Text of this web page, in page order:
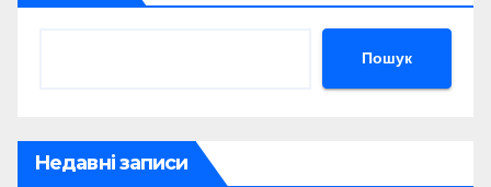
Пошук
Недавні записи